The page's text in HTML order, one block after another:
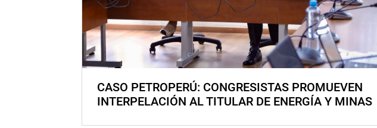
CASO PETROPERÚ: CONGRESISTAS PROMUEVEN
INTERPELACIÓN AL TITULAR DE ENERGÍA Y MINAS